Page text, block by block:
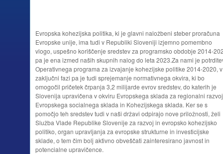
Evropska kohezijska politika, ki je glavni naložbeni steber proračuna
Evropske unije, ima tudi v Republiki Sloveniji izjemno pomembno
vlogo, uspešno koriščenje sredstev za programsko obdobje 2014-
pa je ena izmed naših skupnih nalog do leta 2023.Za nami je
Operativnega programa za izvajanje kohezijske politike 2014-2020, v
zaključni fazi pa je tudi sprejemanje normativnega okvira, ki bo
omogočil pričetek črpanja 3,2 milijarde evrov sredstev, do katerih je
Slovenija upravičena v okviru Evropskega sklada za regionalni
Evropskega socialnega sklada in Kohezijskega sklada. Ker se s
pomočjo teh sredstev tudi v naši državi odpirajo nove priložnosti, želi
Služba Vlade Republike Slovenije za razvoj in evropsko kohezijsko
politiko, organ upravljanja za evropske strukturne in investicijske
sklade, o tem čim bolj aktivno obveščati zainteresirano javnost in
potencialne upravičence.